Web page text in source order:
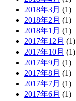
2018年3月 (1)
2018年2月 (1)
2018年1月 (1)
2017年12月 (1)
2017年10月 (1)
2017年9月 (1)
2017年8月 (1)
2017年7月 (1)
2017年6月 (1)